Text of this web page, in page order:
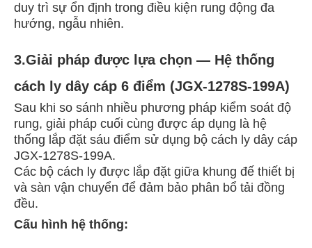
duy trì sự ổn định trong điều kiện rung động đa
hướng, ngẫu nhiên.
3.Giải pháp được lựa chọn — Hệ thống
cách ly dây cáp 6 điểm (JGX-1278S-199A)
Sau khi so sánh nhiều phương pháp kiểm soát độ
rung, giải pháp cuối cùng được áp dụng là hệ
thống lắp đặt sáu điểm sử dụng bộ cách ly dây cáp
JGX-1278S-199A.
Các bộ cách ly được lắp đặt giữa khung đế thiết bị
và sàn vận chuyển để đảm bảo phân bổ tải đồng
đều.
Cấu hình hệ thống: